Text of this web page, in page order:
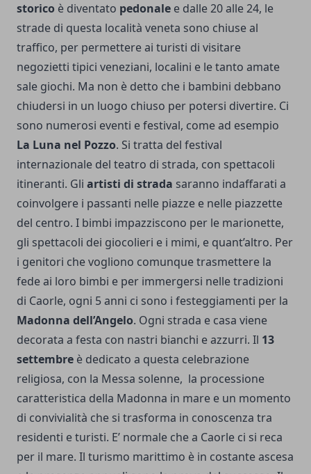
storico è diventato pedonale e dalle 20 alle 24, le
strade di questa località veneta sono chiuse al
traffico, per permettere ai turisti di visitare
negozietti tipici veneziani, localini e le tanto amate
sale giochi. Ma non è detto che i bambini debbano
chiudersi in un luogo chiuso per potersi divertire. Ci
sono numerosi eventi e festival, come ad esempio
La Luna nel Pozzo. Si tratta del festival
internazionale del teatro di strada, con spettacoli
itineranti. Gli artisti di strada saranno indaffarati a
coinvolgere i passanti nelle piazze e nelle piazzette
del centro. I bimbi impazziscono per le marionette,
gli spettacoli dei giocolieri e i mimi, e quant’altro. Per
i genitori che vogliono comunque trasmettere la
fede ai loro bimbi e per immergersi nelle tradizioni
di Caorle, ogni 5 anni ci sono i festeggiamenti per la
Madonna dell’Angelo. Ogni strada e casa viene
decorata a festa con nastri bianchi e azzurri. Il 13
settembre è dedicato a questa celebrazione
religiosa, con la Messa solenne, la processione
caratteristica della Madonna in mare e un momento
di convivialità che si trasforma in conoscenza tra
residenti e turisti. E’ normale che a Caorle ci si reca
per il mare. Il turismo marittimo è in costante ascesa